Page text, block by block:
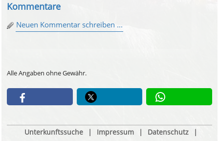
Kommentare
Neuen Kommentar schreiben ...
Alle Angaben ohne Gewähr.
Unterkunftssuche | Impressum | Datenschutz |